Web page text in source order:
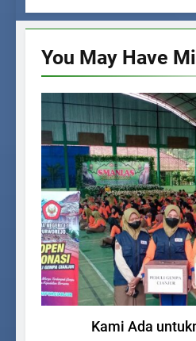
You May Have
KEGIATAN
Kami Ada